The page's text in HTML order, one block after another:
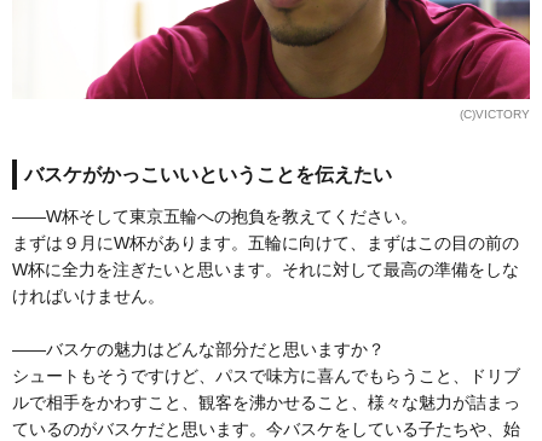
(C)VICTORY
バスケがかっこいいということを伝えたい
――W杯そして東京五輪への抱負を教えてください。
まずは９月にW杯があります。五輪に向けて、まずはこの目の前の
W杯に全力を注ぎたいと思います。それに対して最高の準備をしな
ければいけません。
――バスケの魅力はどんな部分だと思いますか？
シュートもそうですけど、パスで味方に喜んでもらうこと、ドリブ
ルで相手をかわすこと、観客を沸かせること、様々な魅力が詰まっ
ているのがバスケだと思います。今バスケをしている子たちや、始